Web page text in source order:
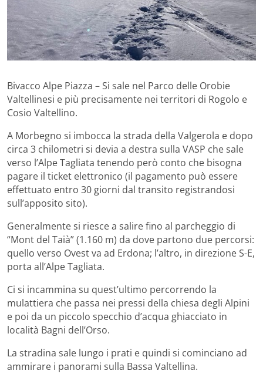
Bivacco Alpe Piazza – Si sale nel Parco delle Orobie
Valtellinesi e più precisamente nei territori di Rogolo e
Cosio Valtellino.
A Morbegno si imbocca la strada della Valgerola e dopo
circa 3 chilometri si devia a destra sulla VASP che sale
verso l’Alpe Tagliata tenendo però conto che bisogna
pagare il ticket elettronico (il pagamento può essere
effettuato entro 30 giorni dal transito registrandosi
sull’apposito sito).
Generalmente si riesce a salire fino al parcheggio di
“Mont del Taià” (1.160 m) da dove partono due percorsi:
quello verso Ovest va ad Erdona; l’altro, in direzione S-E,
porta all’Alpe Tagliata.
Ci si incammina su quest’ultimo percorrendo la
mulattiera che passa nei pressi della chiesa degli Alpini
e poi da un piccolo specchio d’acqua ghiacciato in
località Bagni dell’Orso.
La stradina sale lungo i prati e quindi si cominciano ad
ammirare i panorami sulla Bassa Valtellina.